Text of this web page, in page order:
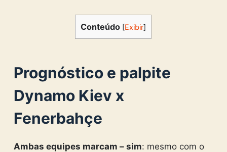
Conteúdo [Exibir]
Prognóstico e palpite
Dynamo Kiev x
Fenerbahçe
Ambas equipes marcam – sim: mesmo com o